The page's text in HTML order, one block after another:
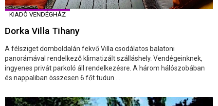
KIADÓ VENDÉGHÁZ
Dorka Villa Tihany
A félsziget domboldalán fekvő Villa csodálatos balatoni
panorámával rendelkező klimatizált szálláshely. Vendégeinknek,
ingyenes privát parkoló áll rendelkezésre. A három hálószobában
és nappaliban összesen 6 főt tudun ...